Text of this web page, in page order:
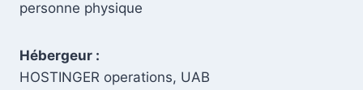
personne physique
Hébergeur :
HOSTINGER operations, UAB